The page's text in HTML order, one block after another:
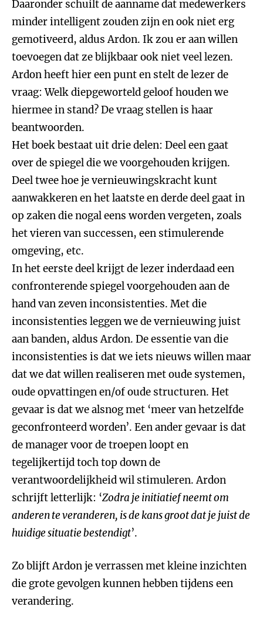
Daaronder schuilt de aanname dat medewerkers
minder intelligent zouden zijn en ook niet erg
gemotiveerd, aldus Ardon. Ik zou er aan willen
toevoegen dat ze blijkbaar ook niet veel lezen.
Ardon heeft hier een punt en stelt de lezer de
vraag: Welk diepgeworteld geloof houden we
hiermee in stand? De vraag stellen is haar
beantwoorden.
Het boek bestaat uit drie delen: Deel een gaat
over de spiegel die we voorgehouden krijgen.
Deel twee hoe je vernieuwingskracht kunt
aanwakkeren en het laatste en derde deel gaat in
op zaken die nogal eens worden vergeten, zoals
het vieren van successen, een stimulerende
omgeving, etc.
In het eerste deel krijgt de lezer inderdaad een
confronterende spiegel voorgehouden aan de
hand van zeven inconsistenties. Met die
inconsistenties leggen we de vernieuwing juist
aan banden, aldus Ardon. De essentie van die
inconsistenties is dat we iets nieuws willen maar
dat we dat willen realiseren met oude systemen,
oude opvattingen en/of oude structuren. Het
gevaar is dat we alsnog met ‘meer van hetzelfde
geconfronteerd worden’. Een ander gevaar is dat
de manager voor de troepen loopt en
tegelijkertijd toch top down de
verantwoordelijkheid wil stimuleren. Ardon
schrijft letterlijk: ‘Zodra je initiatief neemt om
anderen te veranderen, is de kans groot dat je juist de
huidige situatie bestendigt’.
Zo blijft Ardon je verrassen met kleine inzichten
die grote gevolgen kunnen hebben tijdens een
verandering.